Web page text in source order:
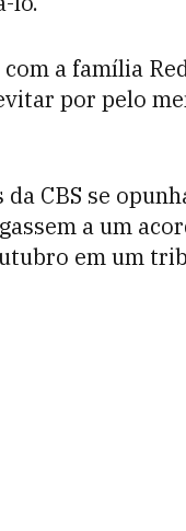
a família
por pelo
CBS se
a um
em um